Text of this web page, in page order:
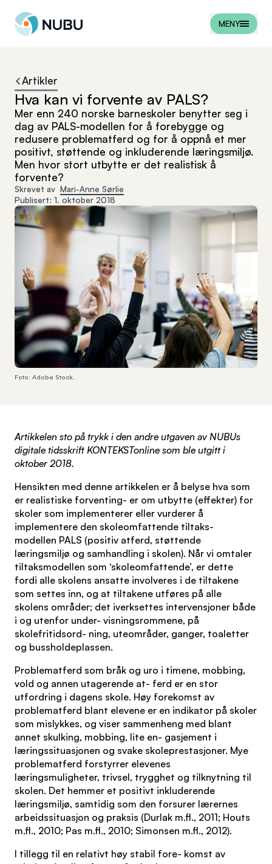
Til forsiden
MENY
Artikler
Hva kan vi forvente av PALS?
Mer enn 240 norske barneskoler benytter seg i
dag av PALS-modellen for å forebygge og
redusere problematferd og for å oppnå et mer
positivt, støttende og inkluderende læringsmiljø.
Men hvor stort utbytte er det realistisk å
forvente?
Skrevet av Mari-Anne Sørlie
Publisert: 1. oktober 2018
Foto: Adobe Stock.
Artikkelen sto på trykk i den andre utgaven av NUBUs
digitale tidsskrift KONTEKSTonline som ble utgitt i
oktober 2018.
Hensikten med denne artikkelen er å belyse hva som
er realistiske forventing- er om utbytte (effekter) for
skoler som implementerer eller vurderer å
implementere den skoleomfattende tiltaks-
modellen PALS (positiv atferd, støttende
læringsmiljø og samhandling i skolen). Når vi omtaler
tiltaksmodellen som ‘skoleomfattende’, er dette
fordi alle skolens ansatte involveres i de tiltakene
som settes inn, og at tiltakene utføres på alle
skolens områder; det iverksettes intervensjoner både
i og utenfor under- visningsrommene, på
skolefritidsord- ning, uteområder, ganger, toaletter
og bussholdeplassen.
Problematferd som bråk og uro i timene, mobbing,
vold og annen utagerende at- ferd er en stor
utfordring i dagens skole. Høy forekomst av
problematferd blant elevene er en indikator på skoler
som mislykkes, og viser sammenheng med blant
annet skulking, mobbing, lite en- gasjement i
læringssituasjonen og svake skoleprestasjoner. Mye
problematferd forstyrrer elevenes
læringsmuligheter, trivsel, trygghet og tilknytning til
skolen. Det hemmer et positivt inkluderende
læringsmiljø, samtidig som den forsurer lærernes
arbeidssituasjon og praksis (Durlak m.fl., 2011; Houts
m.fl., 2010; Pas m.fl., 2010; Simonsen m.fl., 2012).
I tillegg til en relativt høy stabil fore- komst av